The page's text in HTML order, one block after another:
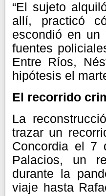
“El sujeto
allí, practicó
escondió en un
fuentes
Entre Ríos,
hipótesis el
El recorrido
La
trazar un
Concordia el 7
Palacios, un
durante la
viaje hasta